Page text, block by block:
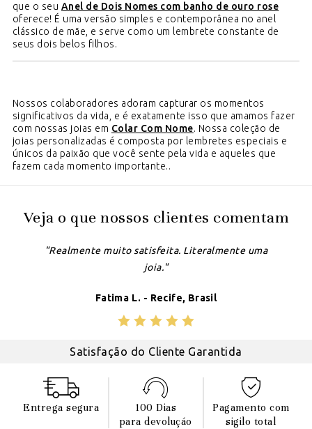
que o seu Anel de Dois Nomes com banho de ouro rose
oferece! É uma versão simples e contemporânea no anel
clássico de mãe, e serve como um lembrete constante de
seus dois belos filhos.
Nossos colaboradores adoram capturar os momentos
significativos da vida, e é exatamente isso que amamos fazer
com nossas joias em Colar Com Nome. Nossa coleção de
joias personalizadas é composta por lembretes especiais e
únicos da paixão que você sente pela vida e aqueles que
fazem cada momento importante..
Veja o que nossos clientes comentam
"Realmente muito satisfeita. Literalmente uma
joia."
Fatima L. - Recife, Brasil
Satisfação do Cliente Garantida
Entrega segura
100 Dias
para devoluçáo
Pagamento com
sigilo total